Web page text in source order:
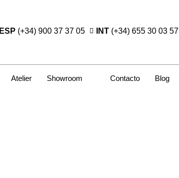
ESP (+34) 900 37 37 05 INT (+34) 655 30 03 57
Atelier Showroom Contacto Blog